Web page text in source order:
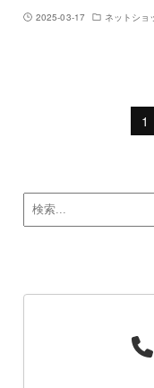
2025-03-17 ネットショ
1